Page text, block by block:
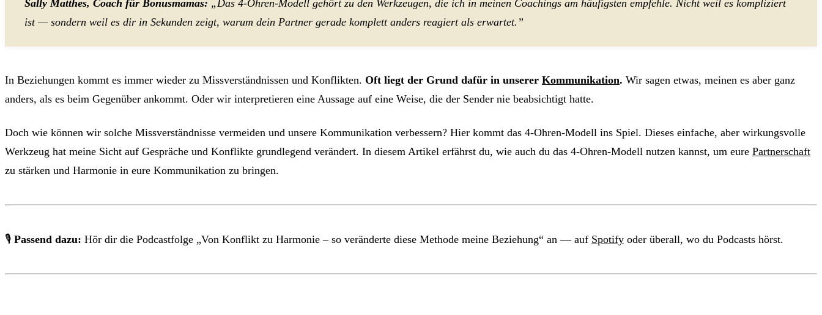
Sally Matthes, Coach für Bonusmamas: „Das 4-Ohren-Modell gehört zu den Werkzeugen, die ich in meinen Coachings am häufigsten empfehle. Nicht weil es kompliziert
ist — sondern weil es dir in Sekunden zeigt, warum dein Partner gerade komplett anders reagiert als erwartet.”
In Beziehungen kommt es immer wieder zu Missverständnissen und Konflikten. Oft liegt der Grund dafür in unserer Kommunikation. Wir sagen etwas, meinen es aber ganz
anders, als es beim Gegenüber ankommt. Oder wir interpretieren eine Aussage auf eine Weise, die der Sender nie beabsichtigt hatte.
Doch wie können wir solche Missverständnisse vermeiden und unsere Kommunikation verbessern? Hier kommt das 4-Ohren-Modell ins Spiel. Dieses einfache, aber wirkungsvolle
Werkzeug hat meine Sicht auf Gespräche und Konflikte grundlegend verändert. In diesem Artikel erfährst du, wie auch du das 4-Ohren-Modell nutzen kannst, um eure Partnerschaft
zu stärken und Harmonie in eure Kommunikation zu bringen.
🎙 Passend dazu: Hör dir die Podcastfolge „Von Konflikt zu Harmonie – so veränderte diese Methode meine Beziehung“ an — auf Spotify oder überall, wo du Podcasts hörst.